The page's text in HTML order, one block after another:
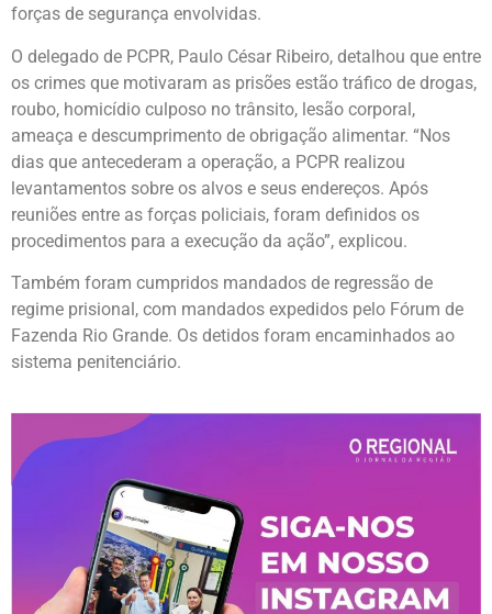
forças de segurança envolvidas.
O delegado de PCPR, Paulo César Ribeiro, detalhou que entre
os crimes que motivaram as prisões estão tráfico de drogas,
roubo, homicídio culposo no trânsito, lesão corporal,
ameaça e descumprimento de obrigação alimentar. “Nos
dias que antecederam a operação, a PCPR realizou
levantamentos sobre os alvos e seus endereços. Após
reuniões entre as forças policiais, foram definidos os
procedimentos para a execução da ação”, explicou.
Também foram cumpridos mandados de regressão de
regime prisional, com mandados expedidos pelo Fórum de
Fazenda Rio Grande. Os detidos foram encaminhados ao
sistema penitenciário.